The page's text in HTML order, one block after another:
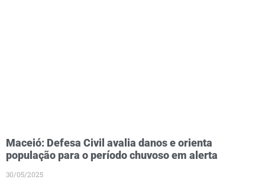
Maceió: Defesa Civil avalia danos e orienta
população para o período chuvoso em alerta
30/05/2025